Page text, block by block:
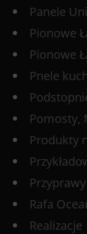
Panele
Pionowe
Pionowe
Pnele
Pomosty,
Produkty
Przyprawy
Rafa
Realizacje